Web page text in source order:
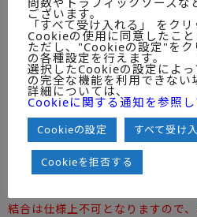
納品方法
◆ご一読のうえ
チェックしてく
ださい。
ZIPファイ
ンクで納品さ
ファイルが受
は、備考欄に
とご記載くだ
注）お客様の受信可能容量によっ
て送信するケースが出ることをご了
結合は仕様上不可となりますので
ございます。
「すべて受け入れる」 をク
Cookieの使用に同意したこと
ただし、"Cookieの設定"を
の各種設定を行えます。
選択したCookieの設定によ
の完全な機能を利用できない
詳細については、
Cookieに関する通知を参照し
Cookieの設定 すべて受け
Cookieを拒否する